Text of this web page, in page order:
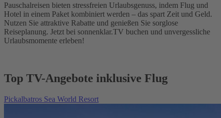
Pauschalreisen bieten stressfreien Urlaubsgenuss, indem Flug und
Hotel in einem Paket kombiniert werden – das spart Zeit und Geld.
Nutzen Sie attraktive Rabatte und genießen Sie sorglose
Reiseplanung. Jetzt bei sonnenklar.TV buchen und unvergessliche
Urlaubsmomente erleben!
Top TV-Angebote inklusive Flug
Pickalbatros Sea World Resort